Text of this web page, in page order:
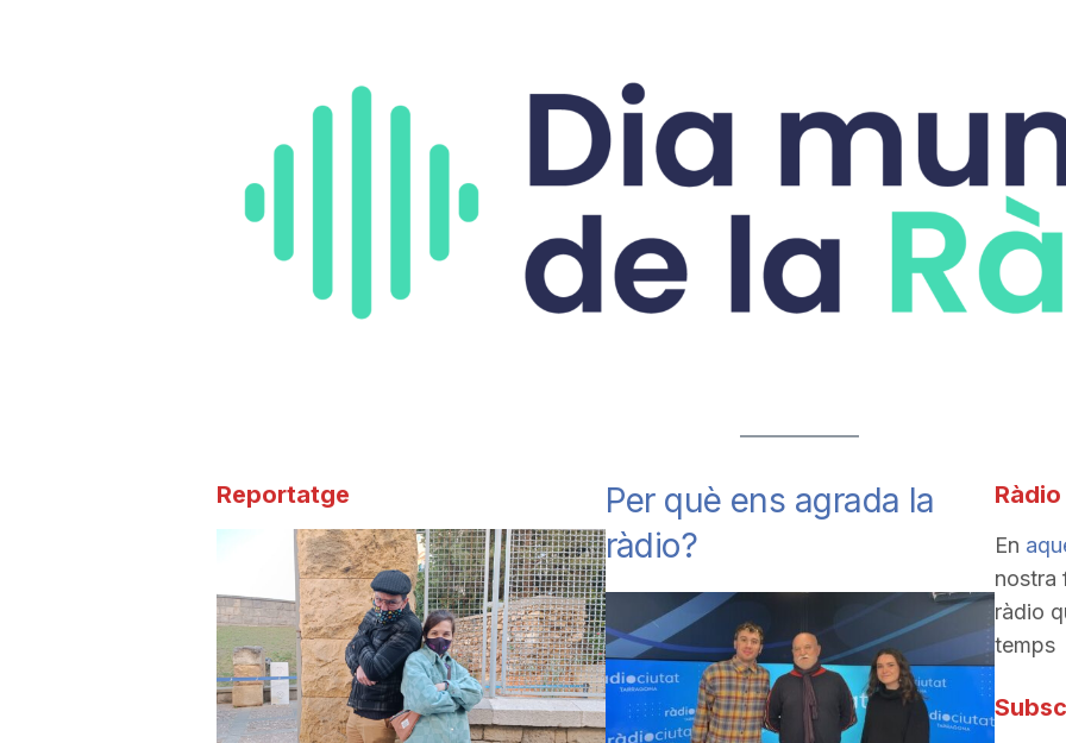
Reportatge
Per què ens agrada la
ràdio?
En
nostra
ràdio
temps